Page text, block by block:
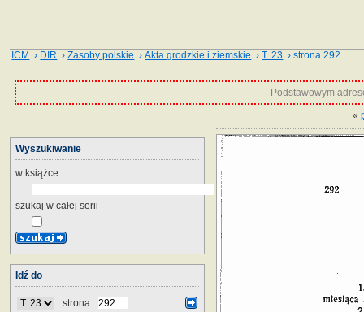
ICM › DIR ›Zasoby polskie ›Akta grodzkie i ziemskie ›T. 23 › strona 292
Podstawowym
«
Wyszukiwanie
w książce
szukaj w całej serii
Idź do
strona: